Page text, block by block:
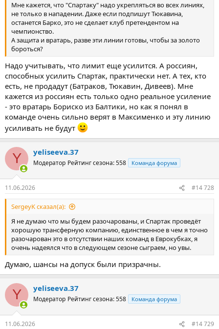
Мне кажется, что "Спартаку" надо укрепляться во всех линиях,
не только в нападении. Даже если подпишут Тюкавина,
останется Барко, это не сделает клуб претендентом на
чемпионство.
А защита и вратарь, разве эти линии готовы, чтобы за золото
бороться?
Надо учитывать, что лимит еще усилится. А россиян,
способных усилить Спартак, практически нет. А тех, кто
есть, не продадут (Батраков, Тюкавин, Дивеев). Мне
кажется из россиян есть только одно реальное усиление
- это вратарь Бориско из Балтики, но как я понял в
команде очень сильно верят в Максименко и эту линию
усиливать не будут
Y yeliseeva.37
Модератор Рейтинг сезона: 558 Команда форума
11.06.2026 #14 728
SergeyK сказал(а):
Я не думаю что мы будем разочарованы, и Спартак проведёт
хорошую трансферную компанию, единственное в чем я точно
разочарован это в отсутствии наших команд в Еврокубках, я
очень надеялся что в следующем сезоне сыграем, но увы.
Думаю, шансы на допуск были призрачны.
Y yeliseeva.37
Модератор Рейтинг сезона: 558 Команда форума
11.06.2026 #14 729